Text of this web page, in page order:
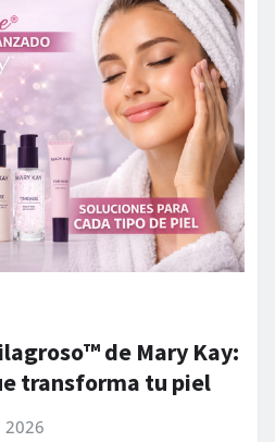
de Mary Kay:
transforma tu piel
2026